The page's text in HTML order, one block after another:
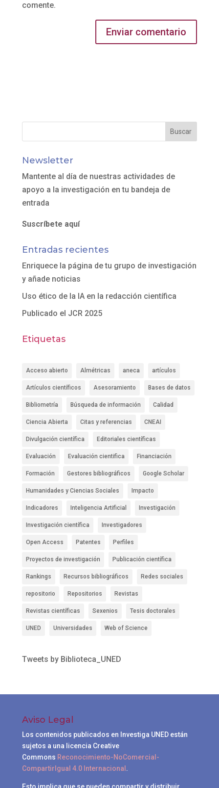
comente.
Newsletter
Mantente al día de nuestras actividades de
apoyo a la investigación en tu bandeja de
entrada
Suscríbete aquí
Entradas recientes
Enriquece la página de tu grupo de investigación
y añade noticias
Uso ético de la IA en la redacción científica
Publicado el JCR 2025
Etiquetas
Acceso abierto Almétricas aneca artículos
Artículos científicos Asesoramiento Bases de datos
Bibliometría Búsqueda de información Calidad
Ciencia Abierta Citas y referencias CNEAI
Divulgación científica Editoriales científicas
Evaluación Evaluación cientifica Financiación
Formación Gestores bibliográficos Google Scholar
Humanidades y Ciencias Sociales Impacto
Indicadores Inteligencia Artificial Investigación
Investigación científica Investigadores
Open Access Patentes Perfiles
Proyectos de investigación Publicación científica
Rankings Recursos bibliográficos Redes sociales
repositorio Repositorios Revistas
Revistas científicas Sexenios Tesis doctorales
UNED Universidades Web of Science
Tweets by Biblioteca_UNED
Aviso Legal
Los contenidos publicados en Investiga UNED están
sujetos a una licencia Creative
Commons Reconocimiento-NoComercial-
CompartirIgual 4.0 Internacional .